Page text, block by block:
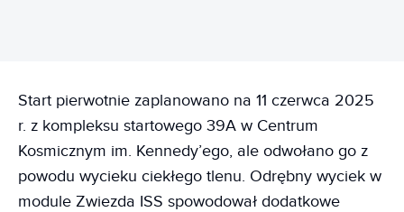
Start pierwotnie zaplanowano na 11 czerwca 2025
r. z kompleksu startowego 39A w Centrum
Kosmicznym im. Kennedy’ego, ale odwołano go z
powodu wycieku ciekłego tlenu. Odrębny wyciek w
module Zwiezda ISS spowodował dodatkowe